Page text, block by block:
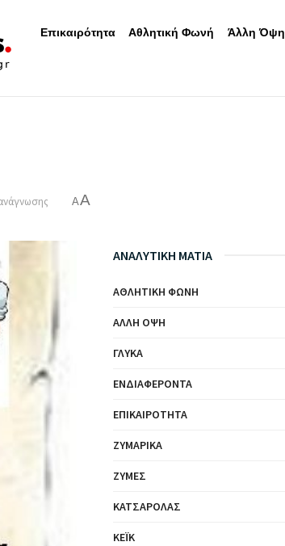
Επικαιρότητα Αθλητική Φωνή Άλλη Όψη
AA
ΑΝΑΛΥΤΙΚΗ ΜΑΤΙΑ
ΑΘΛΗΤΙΚΉ ΦΩΝΉ
ΆΛΛΗ ΌΨΗ
ΓΛΥΚΆ
ΕΝΔΙΑΦΈΡΟΝΤΑ
ΕΠΙΚΑΙΡΌΤΗΤΑ
ΖΥΜΑΡΙΚΆ
ΖΎΜΕΣ
ΚΑΤΣΑΡΌΛΑΣ
ΚΈΙΚ